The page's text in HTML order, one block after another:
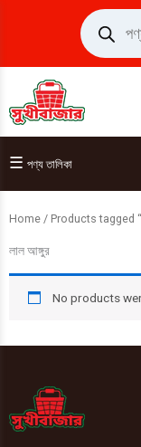
Products
search
☰ পণ্য তালিকা
Home / Products tagged
লাল আঙ্গুর
No products